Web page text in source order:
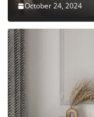
October 24, 2024